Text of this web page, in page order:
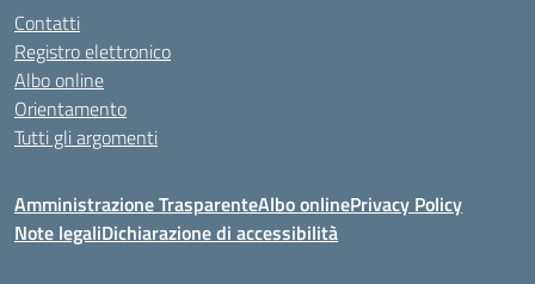
Contatti
Registro elettronico
Albo online
Orientamento
Tutti gli argomenti
Amministrazione TrasparenteAlbo onlinePrivacy Policy
Note legaliDichiarazione di accessibilità